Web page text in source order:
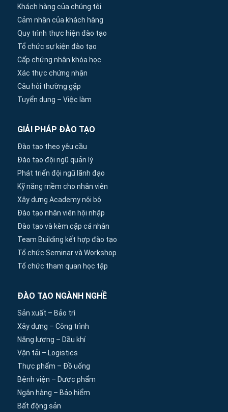
Khách hàng của chúng tôi
Cảm nhận của khách hàng
Quy trình thực hiện đào tạo
Tổ chức sự kiện đào tạo
Cấp chứng nhận khóa học
Xác thực chứng nhận
Câu hỏi thường gặp
Tuyển dụng – Việc làm
GIẢI PHÁP ĐÀO TẠO
Đào tạo theo yêu cầu
Đào tạo đội ngũ quản lý
Phát triển đội ngũ lãnh đạo
Kỹ năng mềm cho nhân viên
Xây dựng Academy nội bộ
Đào tạo nhân viên hội nhập
Đào tạo và kèm cặp cá nhân
Team Building kết hợp đào tạo
Tổ chức Seminar và Workshop
Tổ chức tham quan học tập
ĐÀO TẠO NGÀNH NGHỀ
Sản xuất – Bảo trì
Xây dựng – Công trình
Năng lượng – Dầu khí
Vận tải – Logistics
Thực phẩm – Đồ uống
Bệnh viện – Dược phẩm
Ngân hàng – Bảo hiểm
Bất động sản